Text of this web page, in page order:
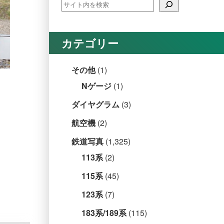
カテゴリー
その他(1)
Nゲージ (1)
ダイヤグラム (3)
航空機 (2)
鉄道写真 (1,325)
113系(2)
115系(45)
123系(7)
183系/189系(115)